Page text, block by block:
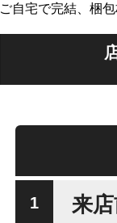
ご自宅で完結、梱
来